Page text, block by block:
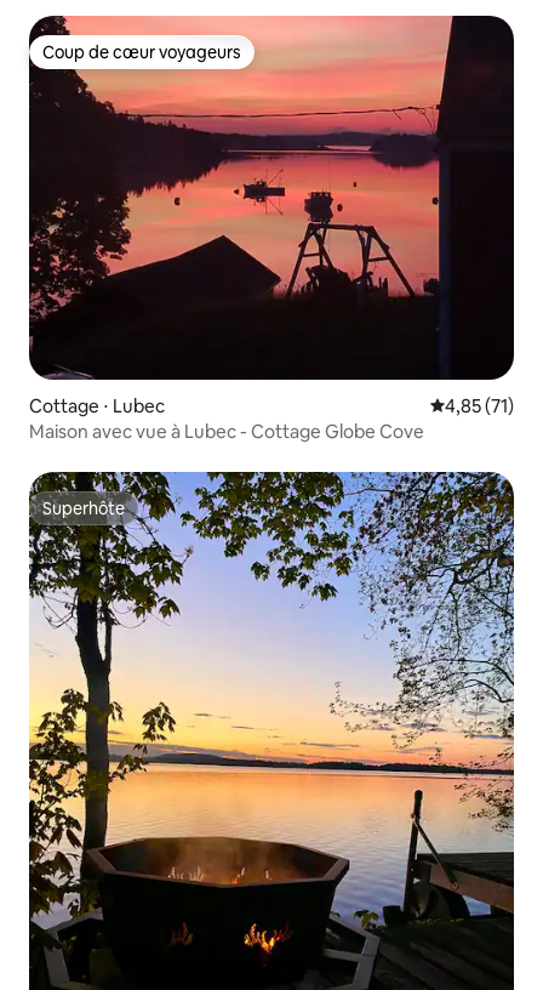
Coup de cœur voyageurs
Coup de cœur voyageurs
Cottage ⋅ Lubec Évaluation
4,85 (71)
Maison avec vue à Lubec - Cottage Globe Cove
Superhôte
Superhôte